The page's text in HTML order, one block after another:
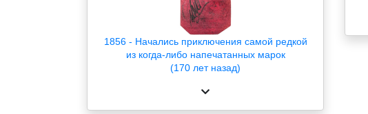
1856 - Начались приключения самой редкой
из когда-либо напечатанных марок
(170 лет назад)